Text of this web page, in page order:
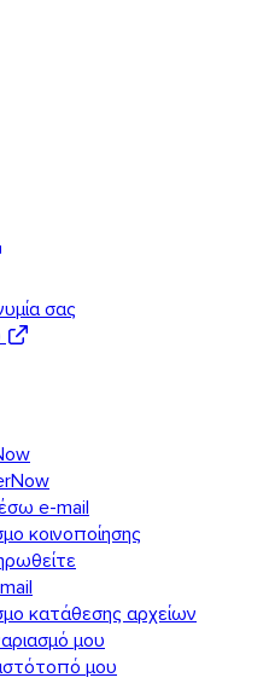
σας
e-mail
κοινοποίησης
κατάθεσης αρχείων
μου
μου